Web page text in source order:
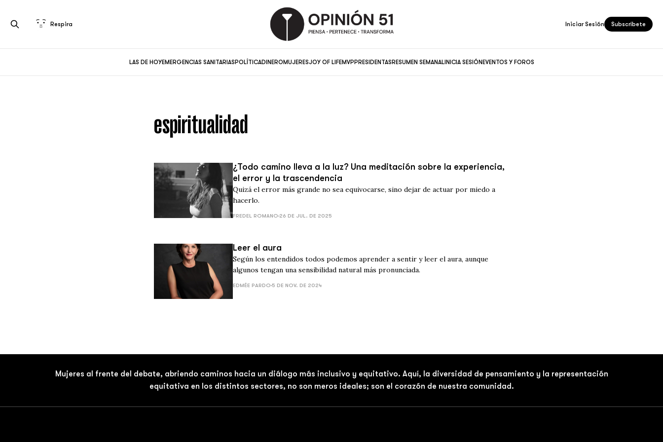
LAS DE HOYEMERGENCIAS SANITARIASPOLÍTICADINEROMUJERESJOY OF LIFEMVPPRESIDENTASRESUMEN SEMANALINICIA SESIÓNEVENTOS Y FOROS
Respira Iniciar Sesión Subscríbete
espiritualidad
¿Todo camino lleva a la luz? Una meditación sobre la experiencia,
el error y la trascendencia
Quizá el error más grande no sea equivocarse, sino dejar de actuar por miedo a
hacerlo.
FREDEL ROMANO 26 DE JUL. DE 2025
Leer el aura
Según los entendidos todos podemos aprender a sentir y leer el aura, aunque
algunos tengan una sensibilidad natural más pronunciada.
EDMÉE PARDO 5 DE NOV. DE 2024
Mujeres al frente del debate, abriendo caminos hacia un diálogo más inclusivo y equitativo. Aquí, la diversidad de pensamiento y la representación
equitativa en los distintos sectores, no son meros ideales; son el corazón de nuestra comunidad.